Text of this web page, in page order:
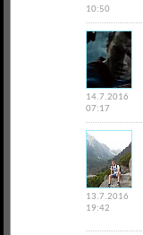
10:50
14.7.2016
07:17
13.7.2016
19:42